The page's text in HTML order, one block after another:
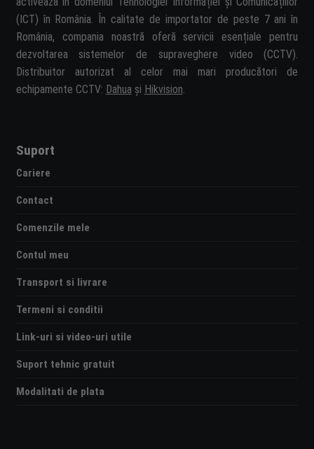
(ICT) în România. În calitate de importator de peste 7 ani în
România, compania noastră oferă servicii esențiale pentru
dezvoltarea sistemelor de supraveghere video (CCTV).
Distribuitor autorizat al celor mai mari producători de
echipamente CCTV: Dahua și Hikvision
Suport
Cariere
Contact
Comenzile mele
Contul meu
Transport si livrare
Termeni si conditii
Link-uri si video-uri utile
Suport tehnic gratuit
Modalitati de plata